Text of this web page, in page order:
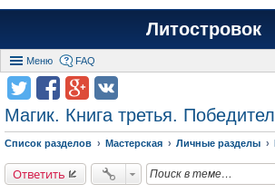
Литостровок
Меню FAQ
Магик. Книга третья.
Список разделов Мастерская Личные разделы
Ответить